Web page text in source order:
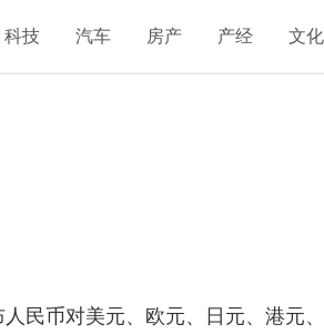
科技 汽车 房产 产经 文化
民币对美元、欧元、日元、港元、